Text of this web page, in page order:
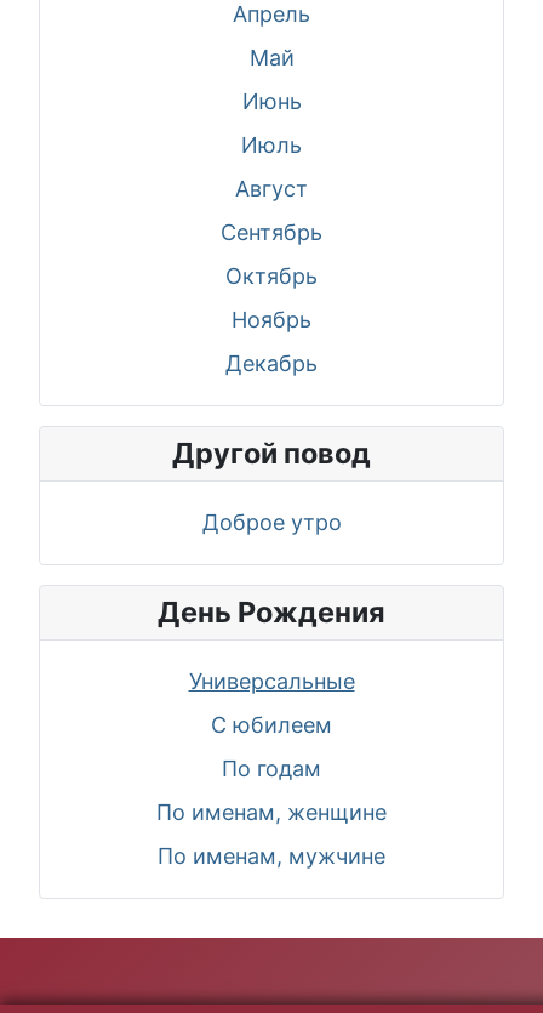
Апрель
Май
Июнь
Июль
Август
Сентябрь
Октябрь
Ноябрь
Декабрь
Другой повод
Доброе утро
День Рождения
Универсальные
С юбилеем
По годам
По именам, женщине
По именам, мужчине